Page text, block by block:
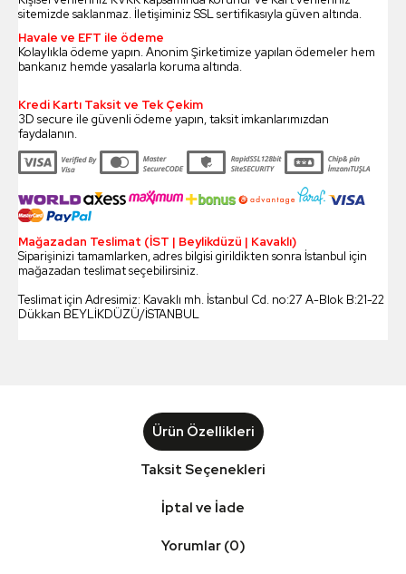
sitemizde saklanmaz. İletişiminiz SSL sertifikasıyla güven altında.
Havale ve EFT ile ödeme
Kolaylıkla ödeme yapın. Anonim Şirketimize yapılan ödemeler hem
bankanız hemde yasalarla koruma altında.
Kredi Kartı Taksit ve Tek Çekim
3D secure ile güvenli ödeme yapın, taksit imkanlarımızdan
faydalanın.
Mağazadan Teslimat (İST | Beylikdüzü | Kavaklı)
Siparişinizi tamamlarken, adres bilgisi girildikten sonra İstanbul için
mağazadan teslimat seçebilirsiniz.
Teslimat için Adresimiz: Kavaklı mh. İstanbul Cd. no:27 A-Blok B:21-22
Dükkan BEYLİKDÜZÜ/İSTANBUL
Ürün Özellikleri
Taksit Seçenekleri
İptal ve İade
Yorumlar (0)